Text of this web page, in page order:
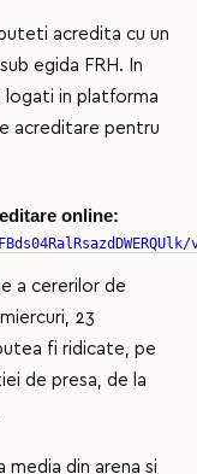
acredita cu un
egida FRH. In
logati in platforma
acreditare pentru
online:
a cererilor de
23
fi ridicate, pe
de presa, de la
din arena si